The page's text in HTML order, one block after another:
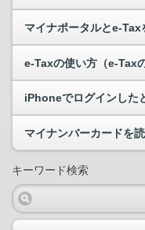
キーワード検索